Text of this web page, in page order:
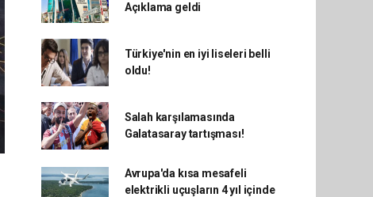
Açıklama geldi
Türkiye'nin en iyi liseleri belli
oldu!
Salah karşılamasında
Galatasaray tartışması!
Avrupa'da kısa mesafeli
elektrikli uçuşların 4 yıl içinde